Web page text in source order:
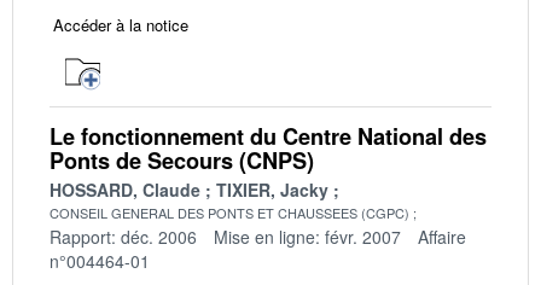
Accéder à la notice
Le fonctionnement du Centre National des
Ponts de Secours (CNPS)
HOSSARD, Claude TIXIER, Jacky
CONSEIL GENERAL DES PONTS ET CHAUSSEES (CGPC)
Rapport: déc. 2006 Mise en ligne: févr. 2007
Affaire
n°004464-01